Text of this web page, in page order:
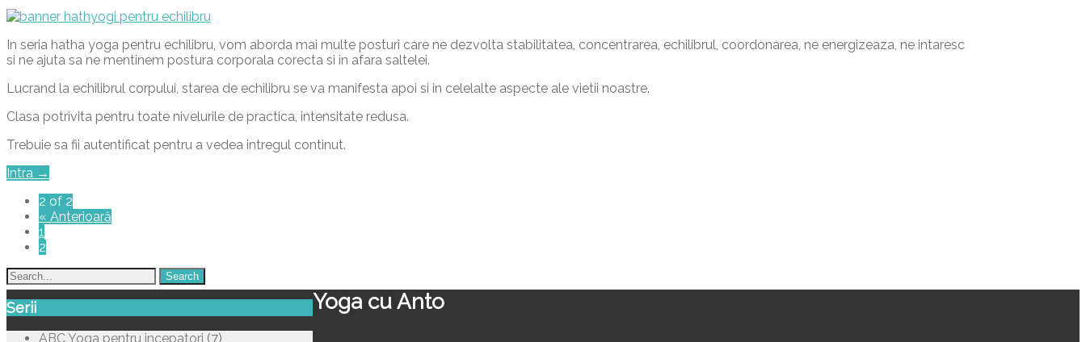
In seria hatha yoga pentru echilibru, vom aborda mai multe posturi care ne dezvolta stabilitatea, concentrarea, echilibrul, coordonarea, ne energizeaza, ne intaresc
si ne ajuta sa ne mentinem postura corporala corecta si in afara saltelei.
Lucrand la echilibrul corpului, starea de echilibru se va manifesta apoi si in celelalte aspecte ale vietii noastre.
Clasa potrivita pentru toate nivelurile de practica, intensitate redusa.
Trebuie sa fii autentificat pentru a vedea intregul continut.
Intra →
2 of 2
« Anterioară
1
2
Serii
ABC Yoga pentru incepatori (7)
Yoga cu Anto